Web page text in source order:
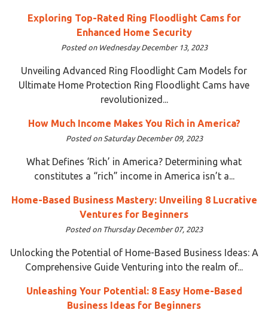
Exploring Top-Rated Ring Floodlight Cams for
Enhanced Home Security
Posted on Wednesday December 13, 2023
Unveiling Advanced Ring Floodlight Cam Models for
Ultimate Home Protection Ring Floodlight Cams have
revolutionized...
How Much Income Makes You Rich in America?
Posted on Saturday December 09, 2023
What Defines ‘Rich’ in America? Determining what
constitutes a “rich” income in America isn’t a...
Home-Based Business Mastery: Unveiling 8 Lucrative
Ventures for Beginners
Posted on Thursday December 07, 2023
Unlocking the Potential of Home-Based Business Ideas: A
Comprehensive Guide Venturing into the realm of...
Unleashing Your Potential: 8 Easy Home-Based
Business Ideas for Beginners